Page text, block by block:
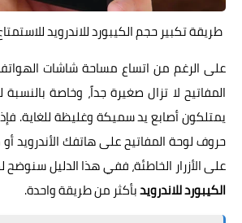
طريقة تكبير حجم الكيبورد للاندرويد
على الرغم من اتساع مساحة شاشات الهواتف
المفاتيح لا تزال صغيرة جداً، وخاصة
يمتلكون أصابع يد سميكة وغليظة للغاية.
حروف لوحة المفاتيح على هاتفك الأندرويد
على الأزرار الخاطئة، ففي هذا الدليل
الكيبورد للاندرويدبأكثر من طريقة واحدة.